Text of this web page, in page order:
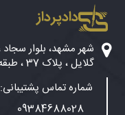
دادپرداز
گلایل ، پلاک 37 ، طبقه همکف
شماره تماس پشتیبانی:
09384688028